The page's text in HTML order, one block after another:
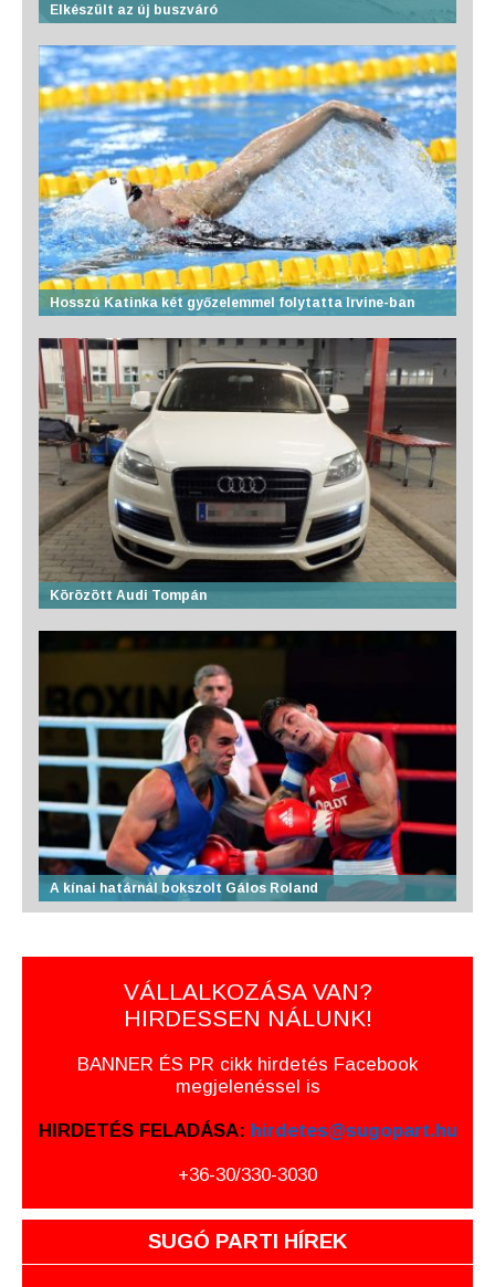
Elkészült az új buszváró
Hosszú Katinka két győzelemmel folytatta Irvine-ban
Körözött Audi Tompán
A kínai határnál bokszolt Gálos Roland
VÁLLALKOZÁSA VAN?
HIRDESSEN NÁLUNK!
BANNER ÉS PR cikk hirdetés Facebook
megjelenéssel is
HIRDETÉS FELADÁSA: hirdetes@sugopart.hu
+36-30/330-3030
SUGÓ PARTI HÍREK